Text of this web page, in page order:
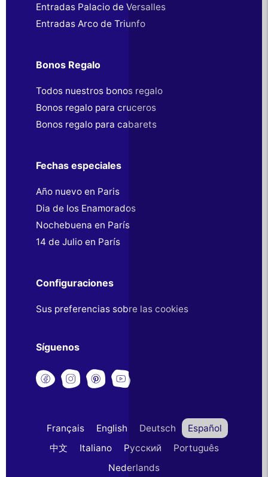
Entradas Palacio de Versalles
Entradas Arco de Triunfo
Bonos Regalo
Todos nuestros bonos regalo
Bonos regalo para cruceros
Bonos regalo para cabarets
Fechas especiales
Año nuevo en Paris
Dia de los Enamorados
Nochebuena en París
14 de Julio en París
Configuraciones
Sus preferencias sobre las cookies
Síguenos
Français English Deutsch
Español
中文
Italiano Русский
Português
Nederlands